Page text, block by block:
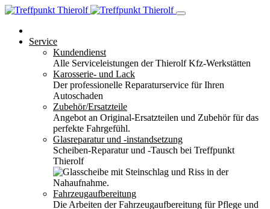
Service
Kundendienst
Alle Serviceleistungen der Thierolf Kfz-Werkstätten
Karosserie- und Lack
Der professionelle Reparaturservice für Ihren
Autoschaden
Zubehör/Ersatzteile
Angebot an Original-Ersatzteilen und Zubehör für das
perfekte Fahrgefühl.
Glasreparatur und -instandsetzung
Scheiben-Reparatur und -Tausch bei Treffpunkt
Thierolf
Fahrzeugaufbereitung
Die Arbeiten der Fahrzeugaufbereitung für Pflege und